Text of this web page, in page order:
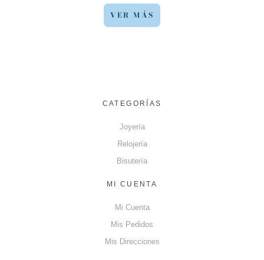
VER MÁS
CATEGORÍAS
Joyería
Relojería
Bisutería
MI CUENTA
Mi Cuenta
Mis Pedidos
Mis Direcciones